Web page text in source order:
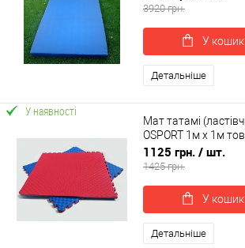
3920 грн.
У кошик
Детальніше
У наявності
Мат татамі
OSPORT 1м х 1м
0010-30)
1125 грн. / шт.
1425 грн.
У кошик
Детальніше